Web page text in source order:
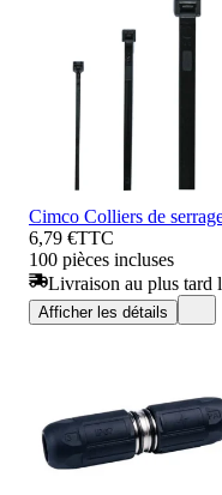
Cimco Colliers de
6,79 €TTC
100 pièces incluses
Livraison au plus tard
Afficher les détails